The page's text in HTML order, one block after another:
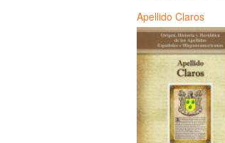
Apellido Claros